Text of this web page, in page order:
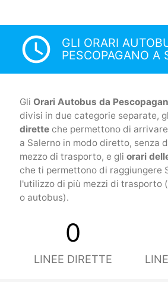
access_time
GLI ORARI
PESCOPAGANO A
Gli Orari Autobus da
divisi in due categorie separate,
diretteche permettono di
a Salerno in modo diretto, senza
mezzo di trasporto, e gli orari
che ti permettono di raggiungere
l'utilizzo di più mezzi di trasporto
o autobus).
0
LINEE DIRETTE